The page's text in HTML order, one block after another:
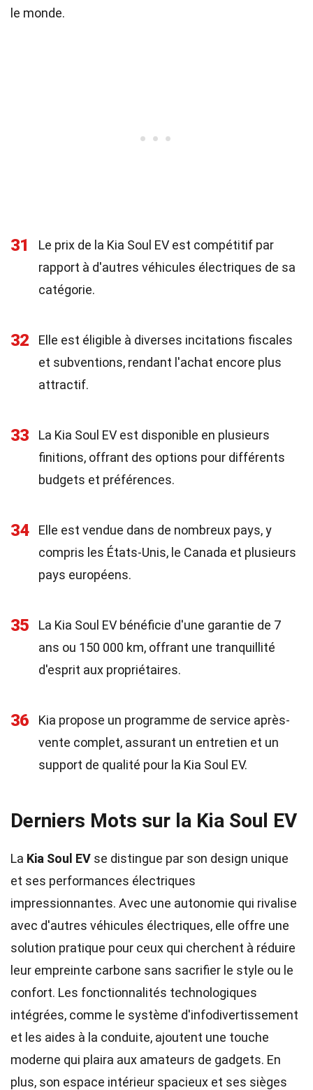
le monde.
31
Le prix de la Kia Soul EV est compétitif par
rapport à d'autres véhicules électriques de sa
catégorie.
32
Elle est éligible à diverses incitations fiscales
et subventions, rendant l'achat encore plus
attractif.
33
La Kia Soul EV est disponible en plusieurs
finitions, offrant des options pour différents
budgets et préférences.
34
Elle est vendue dans de nombreux pays, y
compris les États-Unis, le Canada et plusieurs
pays européens.
35
La Kia Soul EV bénéficie d'une garantie de 7
ans ou 150 000 km, offrant une tranquillité
d'esprit aux propriétaires.
36
Kia propose un programme de service après-
vente complet, assurant un entretien et un
support de qualité pour la Kia Soul EV.
Derniers Mots sur la Kia Soul EV
La Kia Soul EV se distingue par son design unique
et ses performances électriques
impressionnantes. Avec une autonomie qui rivalise
avec d'autres véhicules électriques, elle offre une
solution pratique pour ceux qui cherchent à réduire
leur empreinte carbone sans sacrifier le style ou le
confort. Les fonctionnalités technologiques
intégrées, comme le système d'infodivertissement
et les aides à la conduite, ajoutent une touche
moderne qui plaira aux amateurs de gadgets. En
plus, son espace intérieur spacieux et ses sièges